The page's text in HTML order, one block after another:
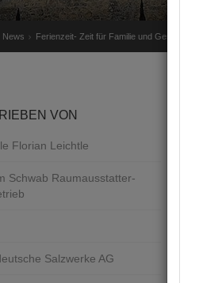
News Ferienzeit- Zeit für Familie und Geschichten-
VON
Florian Leichtle
Schwab Raumausstatter-
Salzwerke AG